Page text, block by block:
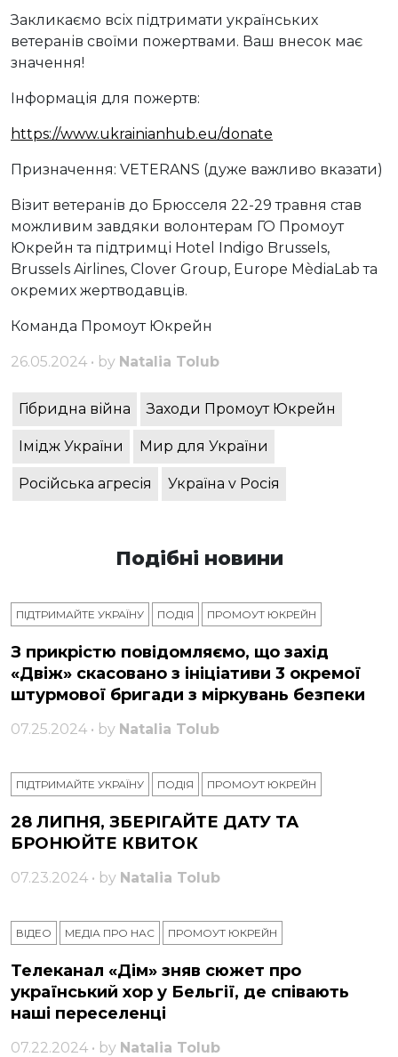
Закликаємо всіх підтримати українських
ветеранів своїми пожертвами. Ваш внесок має
значення!
Інформація для пожертв:
https://www.ukrainianhub.eu/donate
Призначення: VETERANS (дуже важливо вказати)
Візит ветеранів до Брюсселя 22-29 травня став
можливим завдяки волонтерам ГО Промоут
Юкрейн та підтримці Hotel Indigo Brussels,
Brussels Airlines, Clover Group, Europe MèdiaLab та
окремих жертводавців.
Команда Промоут Юкрейн
26.05.2024 • by Natalia Tolub
Гібридна війна Заходи Промоут Юкрейн
Імідж України Мир для України
Російська агресія Україна v Росія
Подібні новини
ПІДТРИМАЙТЕ УКРАЇНУ ПОДІЯ ПРОМОУТ ЮКРЕЙН
З прикрістю повідомляємо, що захід
«Двіж» скасовано з ініціативи 3 окремої
штурмової бригади з міркувань безпеки
07.25.2024 • by Natalia Tolub
ПІДТРИМАЙТЕ УКРАЇНУ ПОДІЯ ПРОМОУТ ЮКРЕЙН
28 ЛИПНЯ, ЗБЕРІГАЙТЕ ДАТУ ТА
БРОНЮЙТЕ КВИТОК
07.23.2024 • by Natalia Tolub
ВІДЕО МЕДІА ПРО НАС ПРОМОУТ ЮКРЕЙН
Телеканал «Дім» зняв сюжет про
український хор у Бельгії, де співають
наші переселенці
07.22.2024 • by Natalia Tolub